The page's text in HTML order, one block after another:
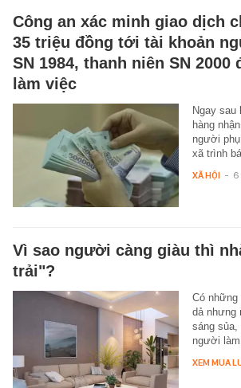
Công an xác minh giao dịch
35 triệu đồng tới tài khoản
SN 1984, thanh niên SN
làm việc
Ngay sau
hàng
người
xã trình
XÃ HỘI - 6
Vì sao người càng giàu thì
trải"?
Có những
dả nhưng
sáng sủa,
người
XEM MUA